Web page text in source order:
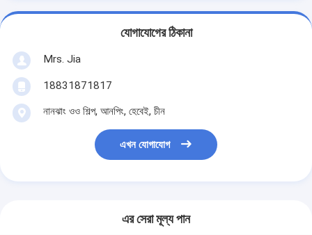
যোগাযোগের ঠিকানা
Mrs. Jia
18831871817
নানঝাং ওও শিল্প, আনপিং, হেবেই, চীন
এখন যোগাযোগ
এর সেরা মূল্য পান